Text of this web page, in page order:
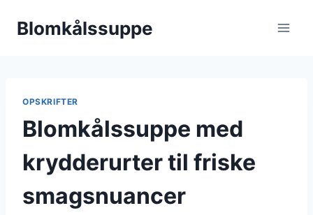
Blomkålssuppe
OPSKRIFTER
Blomkålssuppe med
krydderurter til friske
smagsnuancer